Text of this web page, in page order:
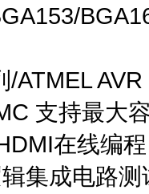
/ATMEL
支持最大
在线编程
集成电路